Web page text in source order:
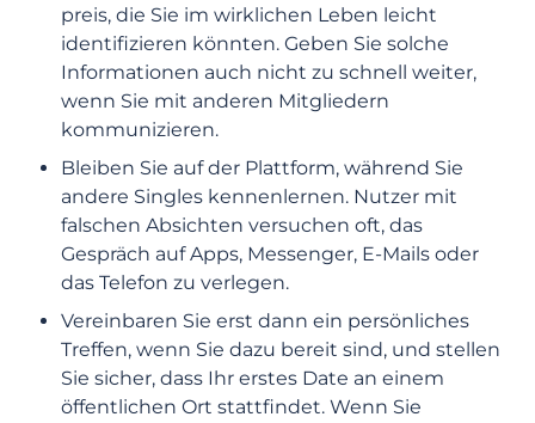
Funktionen, Suche & Kommunikation
Abonnement & kostenpflichtige
Funktionen
Vertrauen
Online-Sicherheit
Was ist Cyber-Mobbing und wie kann ich es
melden?
preis, die Sie im wirklichen Leben leicht
identifizieren könnten. Geben Sie solche
Informationen auch nicht zu schnell weiter,
wenn Sie mit anderen Mitgliedern
kommunizieren.
Bleiben Sie auf der Plattform, während Sie
andere Singles kennenlernen. Nutzer mit
falschen Absichten versuchen oft, das
Gespräch auf Apps, Messenger, E-Mails oder
das Telefon zu verlegen.
Vereinbaren Sie erst dann ein persönliches
Treffen, wenn Sie dazu bereit sind, und stellen
Sie sicher, dass Ihr erstes Date an einem
öffentlichen Ort stattfindet. Wenn Sie